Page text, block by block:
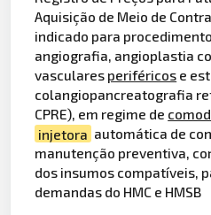
Aquisição de Meio de
indicado para
angiografia, angioplastia
vasculares periféricos e
colangiopancreatografia
CPRE), em regime de
injetora automática de
manutenção preventiva,
dos insumos compatíveis,
demandas do HMC e HMSB